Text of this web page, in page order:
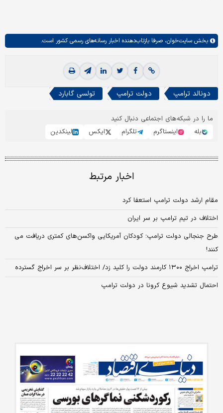
بخش سایت‌خوان، صرفا بازتاب‌دهنده اخبار رسانه‌های رسمی کشور است.
دونالد ترامپ دولت ترامپ تولسی گابارد
ما را در شبکه‌های اجتماعی دنبال کنید
بله
اینستاگرم تلگرام ایکس لینکدین
اخبار مرتبط
مقام ارشد دولت ترامپ استعفا کرد
اختلاف در تیم ترامپ بر سر ایران
طرح جنجالی دولت ترامپ؛ کودکان آمریکایی واکسن‌های کمتری دریافت می
کنند!
ترامپ اخراج ۱۳۰۰ کارمند دولت را کلید زد/ اختلاف‌نظر بر سر اخراج گسترده
احتمال تشدید شیوع کرونا در دولت ترامپ